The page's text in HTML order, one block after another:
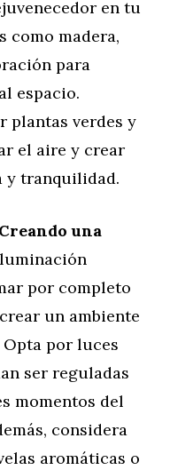
en tu
como madera,
para
espacio.
plantas verdes y
el aire y crear
y tranquilidad.
una
por completo
un ambiente
por luces
ser reguladas
momentos del
considera
aromáticas o